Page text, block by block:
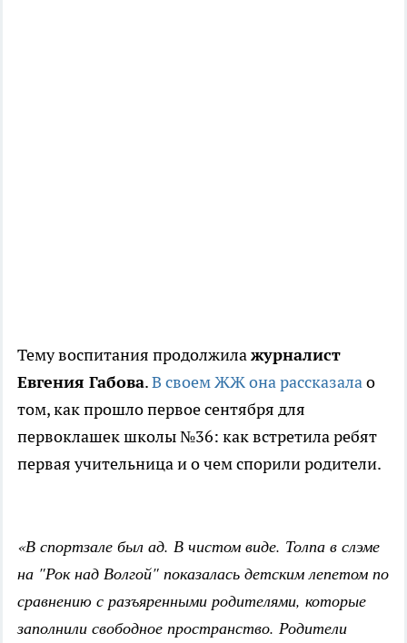
Тему воспитания продолжилажурналист
Евгения Габова.В своем ЖЖ она рассказалао
том, как прошло первое сентября для
первоклашек школы №36: как встретила ребят
первая учительница и о чем спорили родители.
«В спортзале был ад. В чистом виде. Толпа в слэме
на "Рок над Волгой" показалась детским лепетом по
сравнению с разъяренными родителями, которые
заполнили свободное пространство. Родители